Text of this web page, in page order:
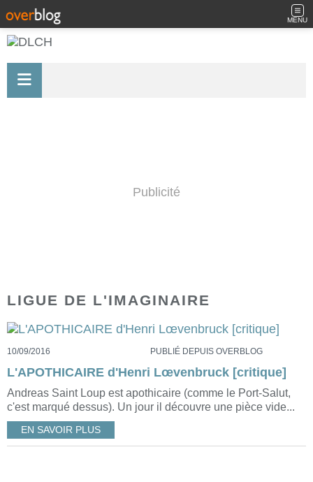
MENU
Publicité
LIGUE DE L'IMAGINAIRE
10/09/2016 PUBLIÉ DEPUIS OVERBLOG
L'APOTHICAIRE d'Henri Lœvenbruck [critique]
Andreas Saint Loup est apothicaire (comme le Port-Salut,
c'est marqué dessus). Un jour il découvre une pièce vide...
EN SAVOIR PLUS